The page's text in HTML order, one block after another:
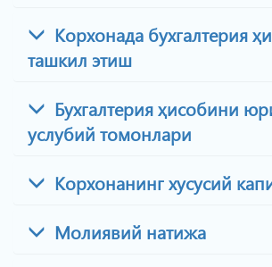
Корхонада бухгалтерия
ташкил этиш
Бухгалтерия ҳисобини
услубий томонлари
Корхонанинг хусусий
Молиявий натижа